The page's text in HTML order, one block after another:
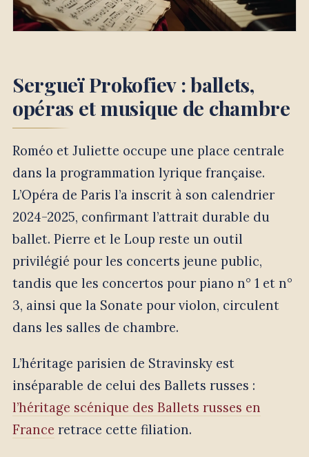
Sergueï Prokofiev : ballets,
opéras et musique de chambre
Roméo et Juliette occupe une place centrale
dans la programmation lyrique française.
L’Opéra de Paris l’a inscrit à son calendrier
2024-2025, confirmant l’attrait durable du
ballet. Pierre et le Loup reste un outil
privilégié pour les concerts jeune public,
tandis que les concertos pour piano n° 1 et n°
3, ainsi que la Sonate pour violon, circulent
dans les salles de chambre.
L’héritage parisien de Stravinsky est
inséparable de celui des Ballets russes :
l’héritage scénique des Ballets russes en
France retrace cette filiation.